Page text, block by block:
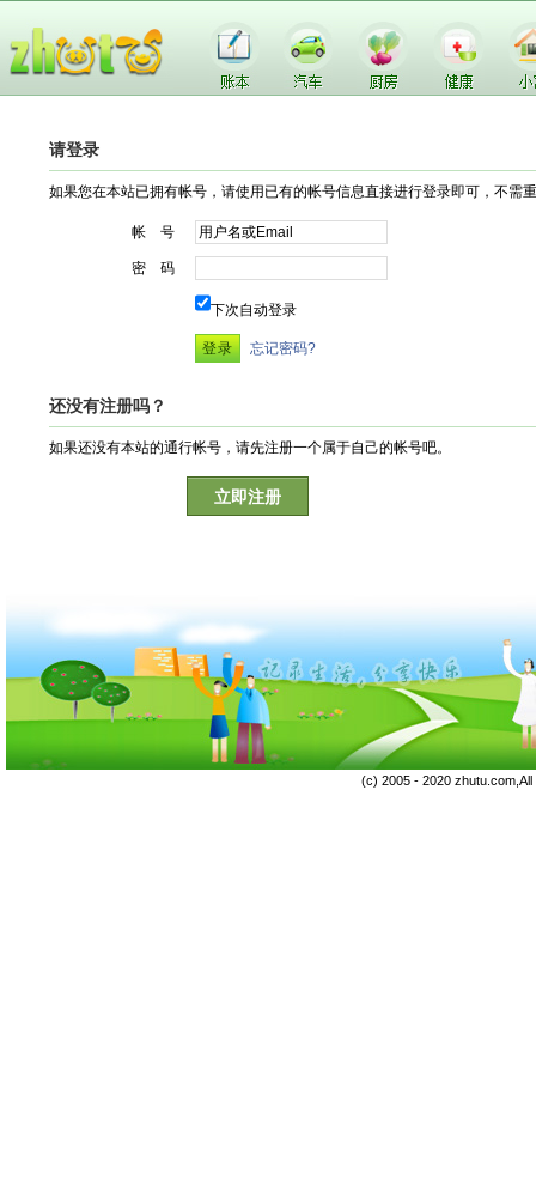
请登录
如果您在本站已拥有帐号，请使用已有的帐号信息直接进行登录即可，不需
帐 号
密 码
下次自动登录
忘记密码?
还没有注册吗？
如果还没有本站的通行帐号，请先注册一个属于自己的帐号吧。
立即注册
(c) 2005 - 2020